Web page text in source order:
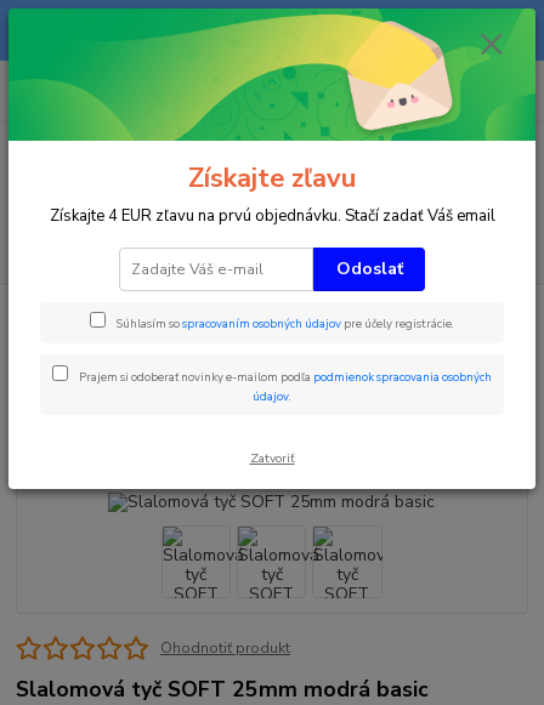
Na našom eshope sa priebežne pracuje a tovar sa priebežne dopĺňa. radi
Vás obslúžime i telefonicky na +421 911 906 066.
+421903906066
(Po-Pia, 9-16 hod.)
Zimné športy
Slalomová tyč SOFT 25mm
Ohodnotiť produkt
Slalomová tyč SOFT 25mm modrá basic
Získajte zľavu
Získajte 4 EUR zľavu na prvú objednávku. Stačí zadať Váš email
Odoslať
Súhlasím sospracovaním osobných údajov pre účely registrácie.
Prajem si odoberať novinky e-mailom podľa podmienok spracovania osobných
údajov
Zatvoriť